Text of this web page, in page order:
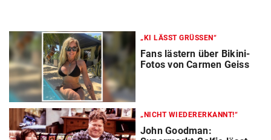
„KI LÄSST GRÜSSEN“
Fans lästern über Bikini-
Fotos von Carmen Geiss
„NICHT WIEDERERKANNT!“
John Goodman: